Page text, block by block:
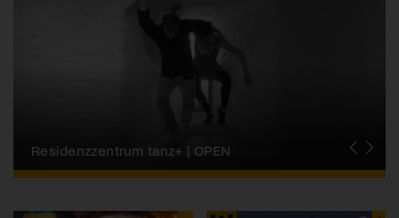
Migros-Kulturprozent | Tanzfestival Steps
Residenzzentrum tanz+ | OPEN
Tanzszene Schweiz